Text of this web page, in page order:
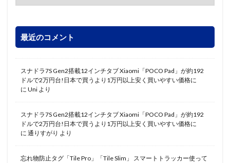
最近のコメント
スナドラ7S Gen2搭載12インチタブ Xiaomi「POCO Pad」が約192
ドルで2万円台!日本で買うより1万円以上安く買いやすい価格に
に Uni より
スナドラ7S Gen2搭載12インチタブ Xiaomi「POCO Pad」が約192
ドルで2万円台!日本で買うより1万円以上安く買いやすい価格に
に 通りすがり より
忘れ物防止タグ「Tile Pro」「Tile Slim」 スマートトラッカー使って